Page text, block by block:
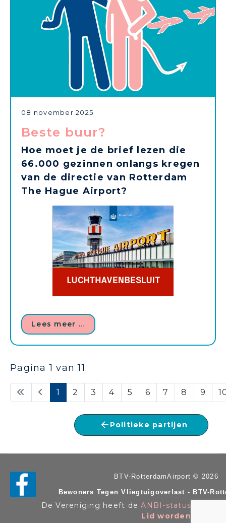
08 november 2025
Beste buur?
Hoe moet je de brief lezen die
66.000 gezinnen onlangs kregen
van de directie van Rotterdam
The Hague Airport?
Lees meer …
Pagina 1 van 11
1 2 3 4 5 6 7 8 9
Politieke partijen
BTV-RotterdamAirport © 2026
Bewoners Tegen Vliegtuigoverlast - BTV-
De Vereniging heeft deANBI-status
Lid worden